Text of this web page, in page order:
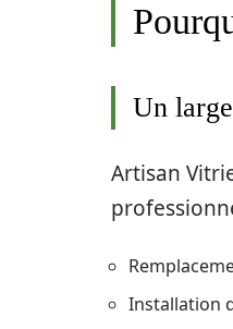
Un
Artisan
Installation